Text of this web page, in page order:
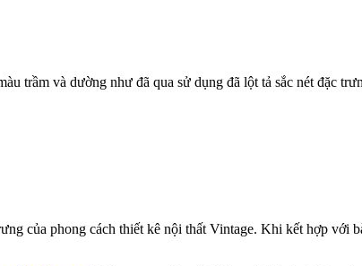
trầm và dường như đã qua sử dụng đã lột tả sắc nét đặc
của phong cách thiết kê nội thất Vintage. Khi kết hợp với